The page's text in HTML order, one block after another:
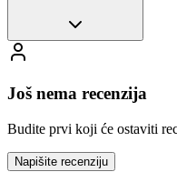
Još nema recenzija
Budite prvi koji će ostaviti
Napišite recenziju